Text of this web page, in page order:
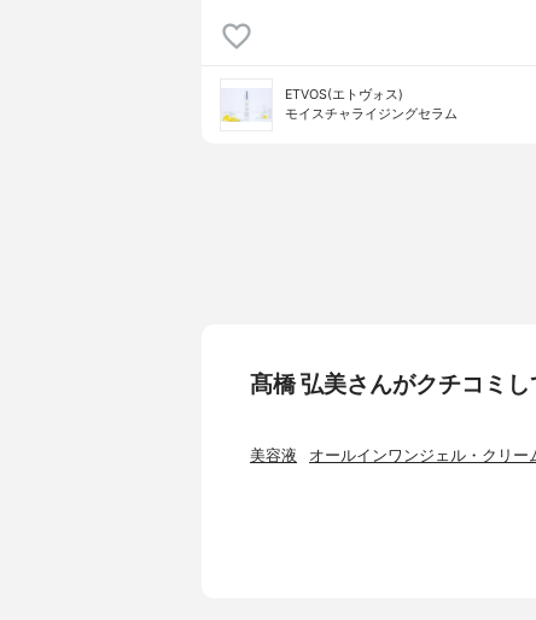
ETVOS(エトヴォス)
モイスチャライジングセラム
髙橋 弘美さんがクチコミ
美容液 オールインワンジェル・クリー